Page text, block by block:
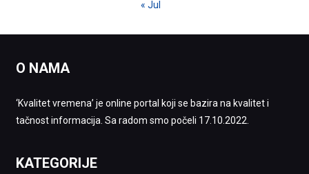
« Jul
O NAMA
‘Kvalitet vremena’ je online portal koji se bazira na kvalitet i
tačnost informacija. Sa radom smo počeli 17.10.2022.
KATEGORIJE